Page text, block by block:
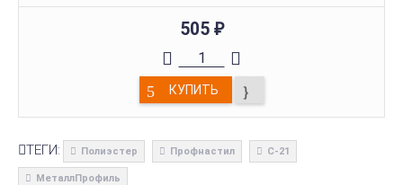
505 ₽
КУПИТЬ
ТЕГИ: Полиэстер Профнастил С-21
МеталлПрофиль